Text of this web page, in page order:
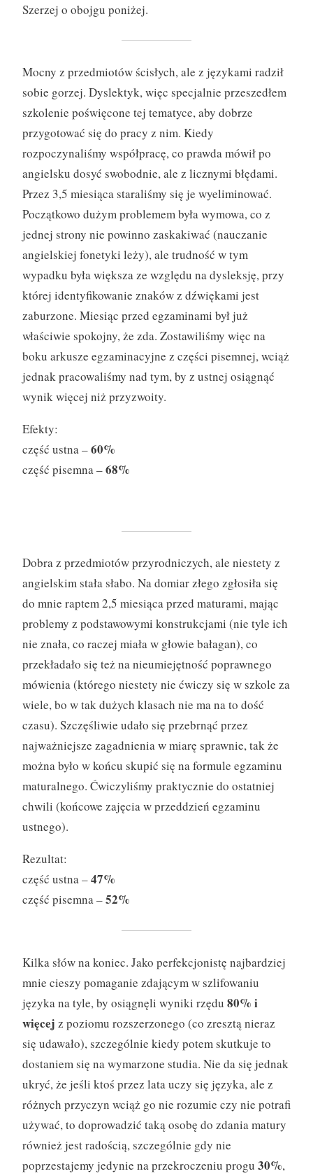
Szerzej o obojgu poniżej.
Mocny z przedmiotów ścisłych, ale z językami radził
sobie gorzej. Dyslektyk, więc specjalnie przeszedłem
szkolenie poświęcone tej tematyce, aby dobrze
przygotować się do pracy z nim. Kiedy
rozpoczynaliśmy współpracę, co prawda mówił po
angielsku dosyć swobodnie, ale z licznymi błędami.
Przez 3,5 miesiąca staraliśmy się je wyeliminować.
Początkowo dużym problemem była wymowa, co z
jednej strony nie powinno zaskakiwać (nauczanie
angielskiej fonetyki leży), ale trudność w tym
wypadku była większa ze względu na dysleksję, przy
której identyfikowanie znaków z dźwiękami jest
zaburzone. Miesiąc przed egzaminami był już
właściwie spokojny, że zda. Zostawiliśmy więc na
boku arkusze egzaminacyjne z części pisemnej, wciąż
jednak pracowaliśmy nad tym, by z ustnej osiągnąć
wynik więcej niż przyzwoity.
Efekty:
część ustna –60%
część pisemna –68%
Dobra z przedmiotów przyrodniczych, ale niestety z
angielskim stała słabo. Na domiar złego zgłosiła się
do mnie raptem 2,5 miesiąca przed maturami, mając
problemy z podstawowymi konstrukcjami (nie tyle ich
nie znała, co raczej miała w głowie bałagan), co
przekładało się też na nieumiejętność poprawnego
mówienia (którego niestety nie ćwiczy się w szkole za
wiele, bo w tak dużych klasach nie ma na to dość
czasu). Szczęśliwie udało się przebrnąć przez
najważniejsze zagadnienia w miarę sprawnie, tak że
można było w końcu skupić się na formule egzaminu
maturalnego. Ćwiczyliśmy praktycznie do ostatniej
chwili (końcowe zajęcia w przeddzień egzaminu
ustnego).
Rezultat:
część ustna –47%
część pisemna –52%
Kilka słów na koniec. Jako perfekcjonistę najbardziej
mnie cieszy pomaganie zdającym w szlifowaniu
języka na tyle, by osiągnęli wyniki rzędu 80% i
więcej z poziomu rozszerzonego (co zresztą nieraz
się udawało), szczególnie kiedy potem skutkuje to
dostaniem się na wymarzone studia. Nie da się jednak
ukryć, że jeśli ktoś przez lata uczy się języka, ale z
różnych przyczyn wciąż go nie rozumie czy nie potrafi
używać, to doprowadzić taką osobę do zdania matury
również jest radością, szczególnie gdy nie
poprzestajemy jedynie na przekroczeniu progu 30%,